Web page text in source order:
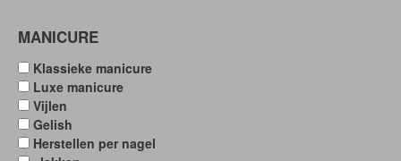
MANICURE
Klassieke manicure
Luxe manicure
Vijlen
Gelish
Herstellen per nagel